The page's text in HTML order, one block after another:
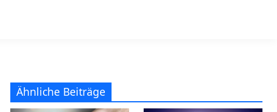
Ähnliche Beiträge